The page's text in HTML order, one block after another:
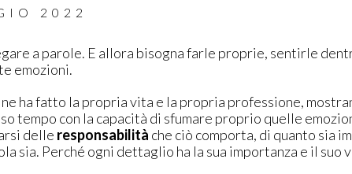
2022
a parole. E allora bisogna farle proprie, sentirle
emozioni.
ha fatto la propria vita e la propria professione,
tempo con la capacità di sfumare proprio quelle
delle responsabilità che ciò comporta, di quanto sia
sia. Perché ogni dettaglio ha la sua importanza e il suo